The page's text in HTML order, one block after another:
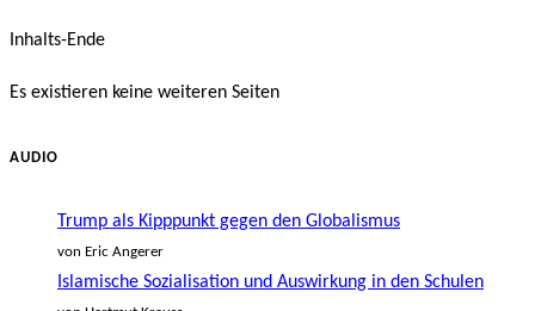
Inhalts-Ende
Es existieren keine weiteren Seiten
AUDIO
Trump als Kipppunkt gegen den Globalismus
von Eric Angerer
Islamische Sozialisation und Auswirkung in den Schulen